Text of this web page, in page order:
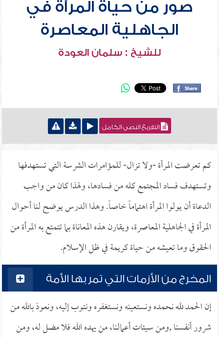
صور من حياة المرأة في
الجاهلية المعاصرة
للشيخ : سلمان العودة
التفريغ النصي الكامل
كم تعرضت المرأة -ولا تزال- للمؤامرات الشرسة التي تستهدفها
وتستهدف فساد المجتمع كله من فسادها، ولهذا كان من واجب
الدعاة أن يولوا المرأة اهتماماً خاصاً. وهذا الدرس يوضح لنا أحوال
المرأة في الجاهلية المعاصرة، ويقارن هذه المعاناة بما تتمتع به المرأة من
الحقوق وما تعيشه من حياة كريمة في ظل الإسلام.
المخرج من الأزمات التي تمر بها الأمة
إن الحمد لله نحمده ونستعينه ونستغفره ونتوب إليه، ونعوذ بالله من
شرور أنفسنا ,ومن سيئات أعمالنا، من يهده الله فلا مضل له، ومن